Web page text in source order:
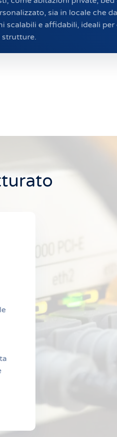
sia in locale che
e affidabili, ideali
strutture.